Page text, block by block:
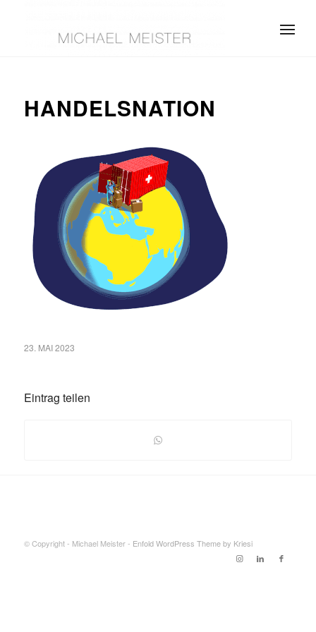
HANDELSNATION
23. MAI 2023
Eintrag teilen
© Copyright - Michael Meister - Enfold WordPress Theme by Kriesi